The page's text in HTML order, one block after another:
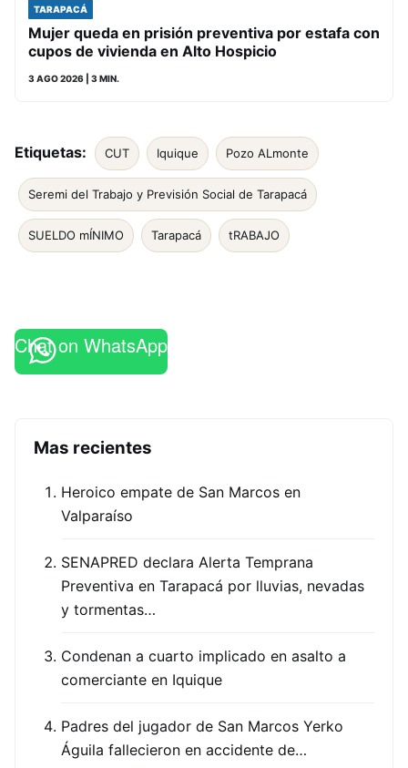
TARAPACÁ
Mujer queda en prisión preventiva por estafa con
cupos de vivienda en Alto Hospicio
3 AGO 2026 | 3 MIN.
Etiquetas: CUT Iquique Pozo ALmonte
Seremi del Trabajo y Previsión Social de Tarapacá
SUELDO mÍNIMO Tarapacá tRABAJO
Chat on WhatsApp
Mas recientes
Heroico empate de San Marcos en
Valparaíso
SENAPRED declara Alerta Temprana
Preventiva en Tarapacá por lluvias, nevadas
y tormentas…
Condenan a cuarto implicado en asalto a
comerciante en Iquique
Padres del jugador de San Marcos Yerko
Águila fallecieron en accidente de…